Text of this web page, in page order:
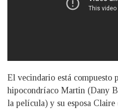
El vecindario está compuesto
hipocondríaco Martin (Dany
la película) y su esposa